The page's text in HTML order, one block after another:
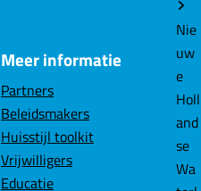
Nie
uw
e
Holl
and
se
Wa
Meer informatie
Partners
Beleidsmakers
Huisstijl toolkit
Vrijwilligers
Educatie